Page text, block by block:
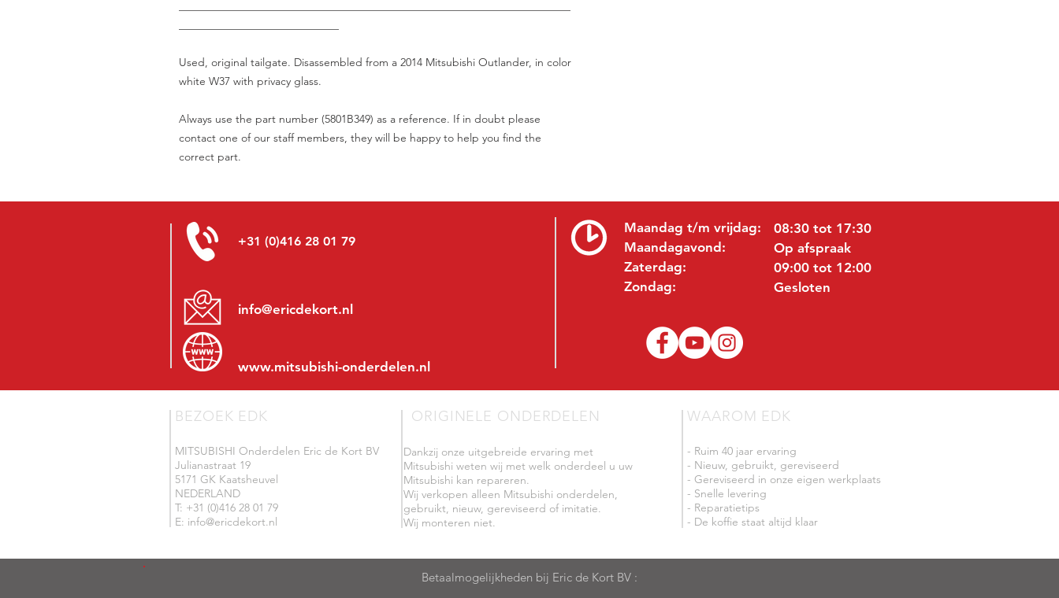
Used, original tailgate. Disassembled from a 2014 Mitsubishi Outlander, in color
white W37 with privacy glass.
Always use the part number (5801B349) as a reference. If in doubt please
contact one of our staff members, they will be happy to help you find the
correct part.
+31 (0)416 28 01 79
info@ericdekort.nl
www.mitsubishi-onderdelen.nl
Maandag t/m vrijdag:
Maandagavond:
Zaterdag:
Zondag:
08:30 tot 17:30
Op afspraak
09:00 tot 12:00
Gesloten
BEZOEK EDK
MITSUBISHI Onderdelen Eric de Kort BV
Julianastraat 19
5171 GK Kaatsheuvel
NEDERLAND
T: +31 (0)416 28 01 79
E: info@ericdekort.nl
ORIGINELE ONDERDELEN
Dankzij onze uitgebreide ervaring met
Mitsubishi weten wij met welk onderdeel u uw
Mitsubishi kan repareren.
Wij verkopen alleen Mitsubishi onderdelen,
gebruikt, nieuw, gereviseerd of imitatie.
Wij monteren niet.
WAAROM EDK
- Ruim 40 jaar ervaring
- Nieuw, gebruikt, gereviseerd
- Gereviseerd in onze eigen werkplaats
- Snelle levering
- Reparatietips
- De koffie staat altijd klaar
Betaalmogelijkheden bij Eric de Kort BV :